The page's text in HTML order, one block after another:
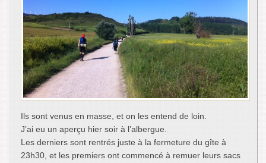
Ils sont venus en masse, et on les entend de loin.
J’ai eu un aperçu hier soir à l’albergue.
Les derniers sont rentrés juste à la fermeture du gîte à
23h30, et les premiers ont commencé à remuer leurs sacs